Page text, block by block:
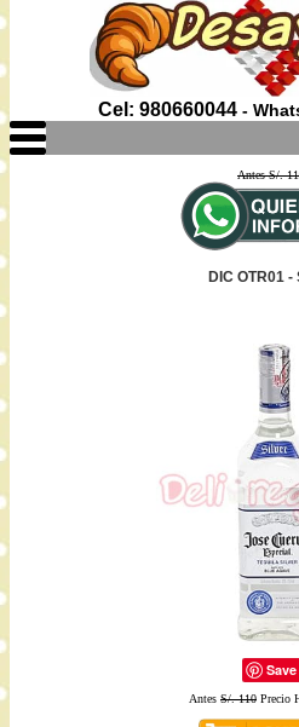
Cel: 980660044-
Antes S/.
DIC OTR01 -
Save
Antes S/. 110 Precio